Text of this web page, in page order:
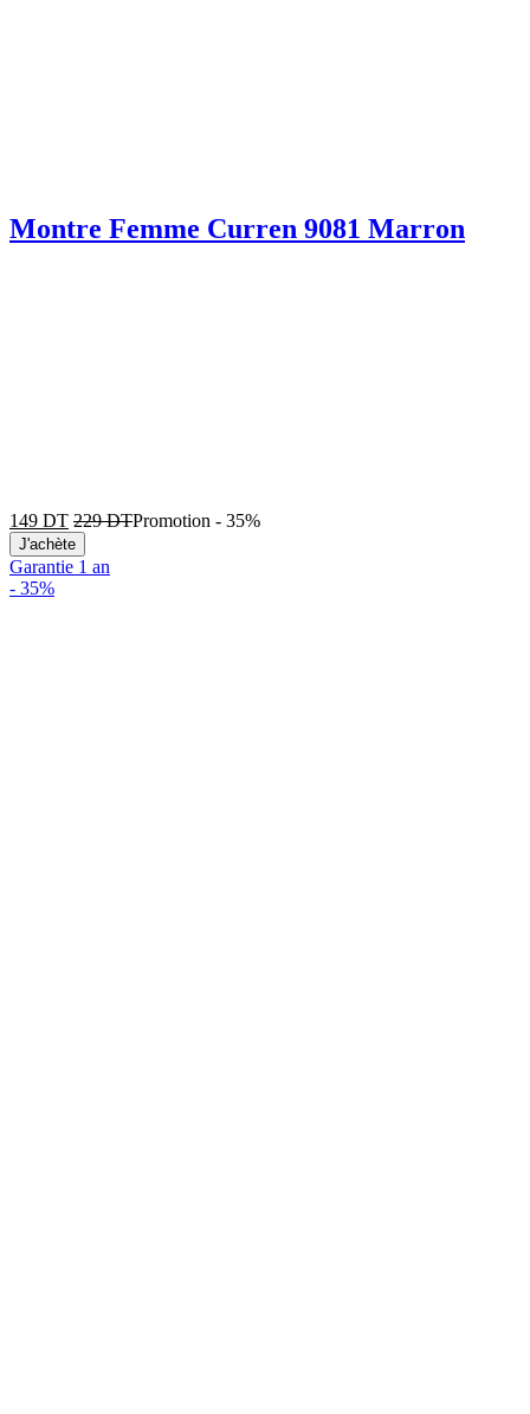
Montre Femme Curren 9081 Marron
149 DT 229DTPromotion - 35%
J'achète
Garantie 1 an
- 35%